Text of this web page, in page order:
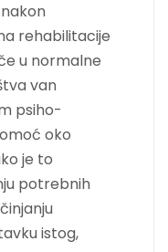
rehabilitacije
u normalne
van
psiho-
oko
je to
potrebnih
istog,